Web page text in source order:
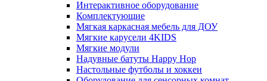
Интерактивное оборудование
Комплектующие
Мягкая каркасная мебель для ДОУ
Мягкие карусели 4KIDS
Мягкие модули
Надувные батуты Happy Hop
Настольные футболы и хоккеи